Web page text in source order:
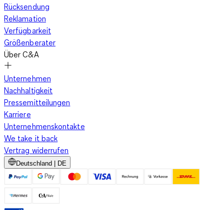
Rücksendung
Reklamation
Verfügbarkeit
Größenberater
Über C&A
Unternehmen
Nachhaltigkeit
Pressemitteilungen
Karriere
Unternehmenskontakte
We take it back
Vertrag widerrufen
Deutschland | DE